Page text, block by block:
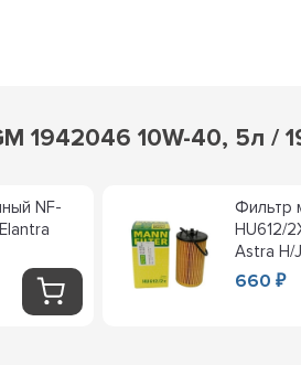
1942046 10W-40, 5л /
NF-
Фильтр
HU612/
Astra H/
660₽